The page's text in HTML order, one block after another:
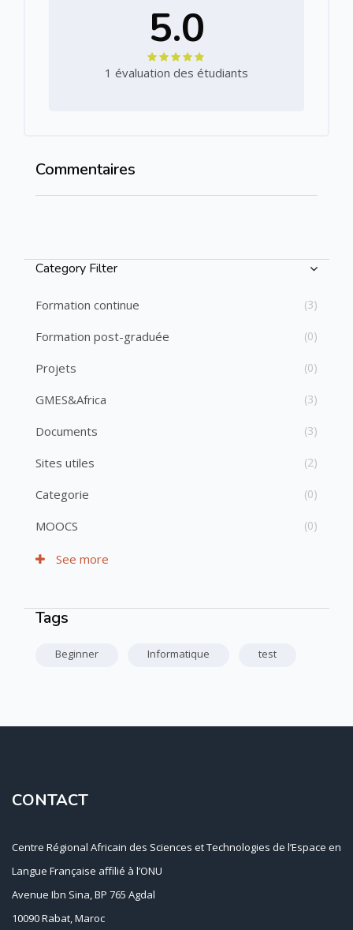
5.0
1 évaluation des étudiants
Passer Commentaires
Commentaires
Passer [Cocoon] Course Categories List
Category Filter
Formation continue (3)
Formation post-graduée (0)
Projets (0)
GMES&Africa (3)
Documents (3)
Sites utiles (2)
Categorie (0)
MOOCS (0)
See more
Passer Tags
Tags
Beginner Informatique test
CONTACT
Centre Régional Africain des Sciences et Technologies de l’Espace en
Langue Française affilié à l’ONU
Avenue Ibn Sina, BP 765 Agdal
10090 Rabat, Maroc